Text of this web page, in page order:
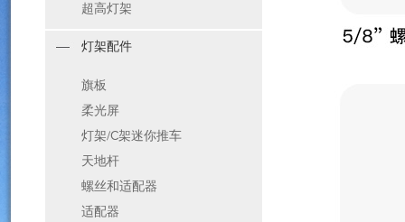
超高灯架
灯架配件
旗板
柔光屏
灯架/C架迷你推车
天地杆
螺丝和适配器
适配器